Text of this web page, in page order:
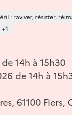
: raviver, résister,
+1
14h à 15h30
de 14h à
61100 Flers,